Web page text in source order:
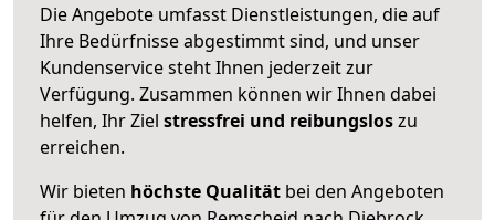
Die Angebote umfasst Dienstleistungen, die auf
Ihre Bedürfnisse abgestimmt sind, und unser
Kundenservice steht Ihnen jederzeit zur
Verfügung. Zusammen können wir Ihnen dabei
helfen, Ihr Ziel stressfrei und reibungsloszu
erreichen.
Wir bieten höchste Qualität bei den Angeboten